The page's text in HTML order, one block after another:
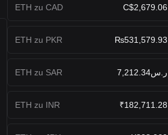
ETH zu CAD C$2,679.06
ETH zu PKR ₨531,579.93
ETH zu SAR ر.س7,212.34
ETH zu INR ₹182,711.28